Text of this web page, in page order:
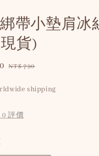
帶小墊肩冰
貨)
Regular
NT$ 790
shipping
0 評價